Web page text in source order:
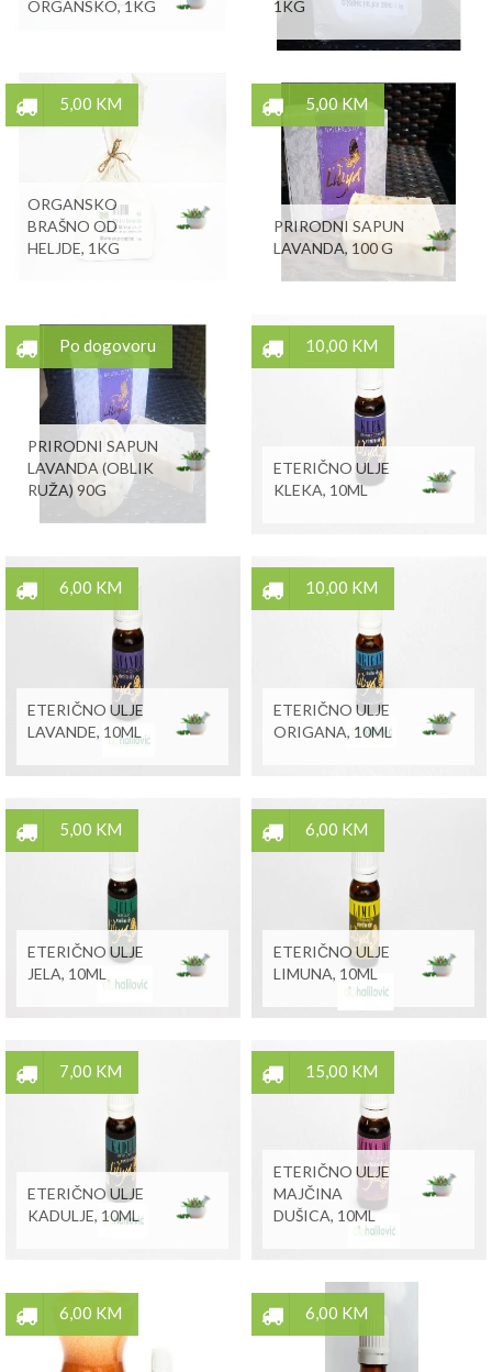
ORGANSKO, 1KG
1KG
5,00 KM
ORGANSKO
BRAŠNO OD
HELJDE, 1KG
5,00 KM
PRIRODNI SAPUN
LAVANDA, 100 G
Po dogovoru
PRIRODNI SAPUN
LAVANDA (OBLIK
RUŽA) 90G
10,00 KM
ETERIČNO ULJE
KLEKA, 10ML
6,00 KM
ETERIČNO ULJE
LAVANDE, 10ML
10,00 KM
ETERIČNO ULJE
ORIGANA, 10ML
5,00 KM
ETERIČNO ULJE
JELA, 10ML
6,00 KM
ETERIČNO ULJE
LIMUNA, 10ML
7,00 KM
ETERIČNO ULJE
KADULJE, 10ML
15,00 KM
ETERIČNO ULJE
MAJČINA
DUŠICA, 10ML
6,00 KM 6,00 KM